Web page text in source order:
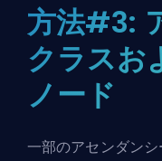
方法#3:
クラスお
ノード
一部のアセンダン